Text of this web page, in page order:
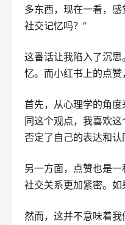
多东西，现在一看，
社交记忆吗？”
这番话让我陷入了沉
忆。而小红书上的点
首先，从心理学的角
同这个观点，我喜欢
否定了自己的表达和认
另一方面，点赞也是
社交关系更加紧密。
然而，这并不意味着